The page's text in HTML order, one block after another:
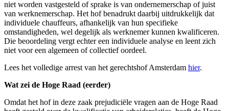
niet worden vastgesteld of sprake is van ondernemerschap of juist
van werknemerschap. Het hof benadrukt daarbij uitdrukkelijk dat
individuele chauffeurs, afhankelijk van hun specifieke
omstandigheden, wel degelijk als werknemer kunnen kwalificeren.
Die beoordeling vergt echter een individuele analyse en leent zich
niet voor een algemeen of collectief oordeel.
Lees het volledige arrest van het gerechtshof Amsterdam hier.
Wat zei de Hoge Raad (eerder)
Omdat het hof in deze zaak prejudiciële vragen aan de Hoge Raad